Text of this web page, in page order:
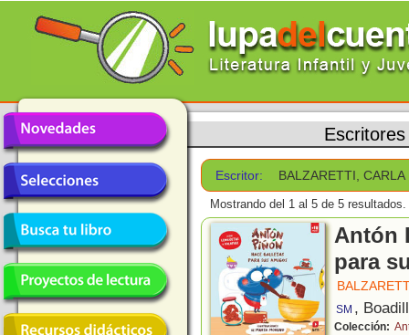
Escritores
Escritor: BALZARETTI, CARLA
Mostrando del 1 al 5 de 5 resultados.
Antón
para
SM ,
Colección: